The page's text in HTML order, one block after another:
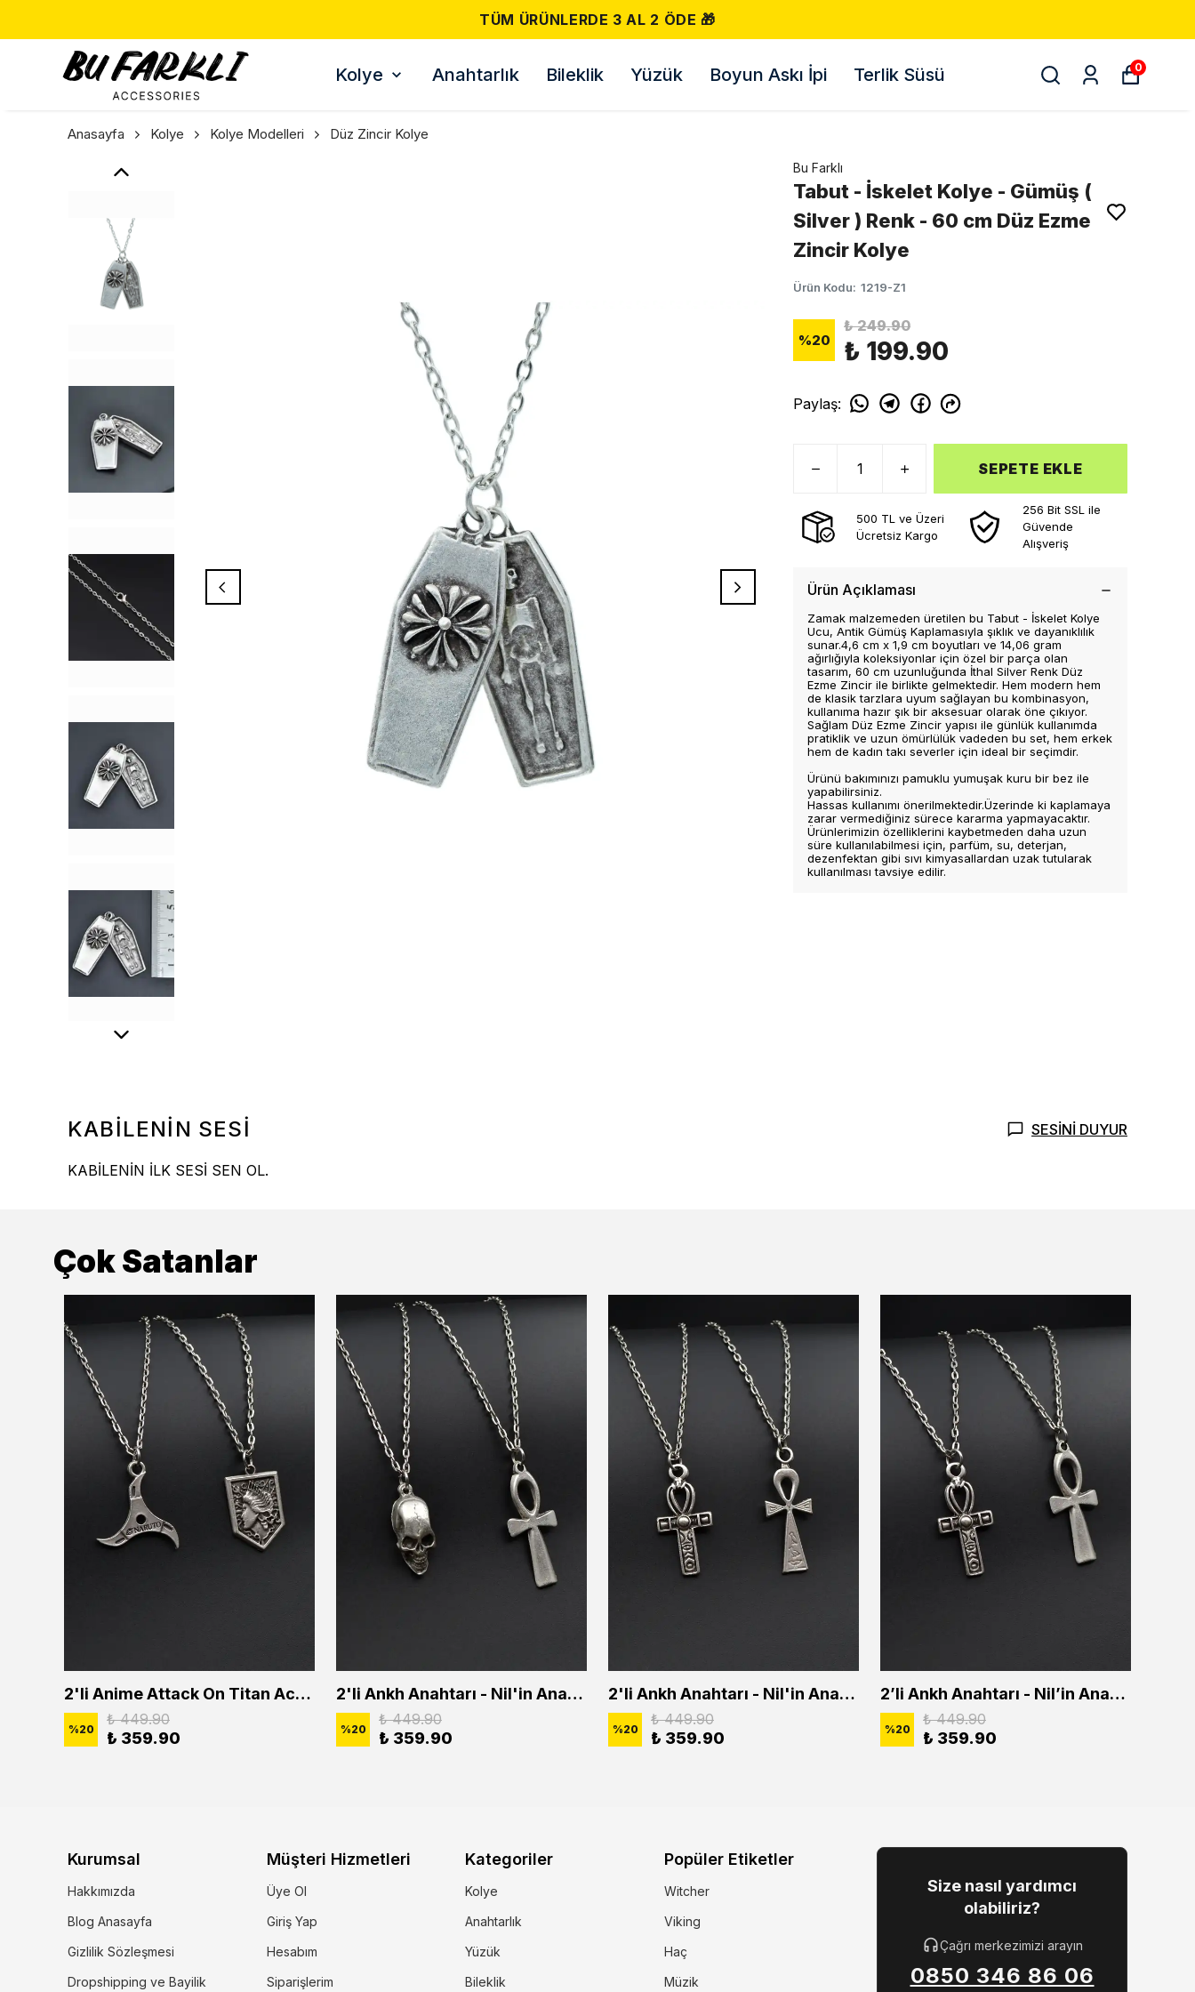
Kolye Anahtarlık Bileklik Yüzük Boyun Askı İpi Terlik Süsü 0
Anasayfa Kolye Kolye Modelleri Düz Zincir Kolye
Bu Farklı
Tabut - İskelet Kolye - Gümüş (
Silver ) Renk - 60 cm Düz Ezme
Zincir Kolye
Ürün Kodu: 1219-Z1
%20
₺ 249.90
₺ 199.90
Paylaş:
SEPETE EKLE
500 TL ve Üzeri
Ücretsiz Kargo
256 Bit SSL ile
Güvende
Alışveriş
Ürün Açıklaması
Zamak malzemeden üretilen bu Tabut - İskelet Kolye
Ucu, Antik Gümüş Kaplamasıyla şıklık ve dayanıklılık
sunar.4,6 cm x 1,9 cm boyutları ve 14,06 gram
ağırlığıyla koleksiyonlar için özel bir parça olan
tasarım, 60 cm uzunluğunda İthal Silver Renk Düz
Ezme Zincir ile birlikte gelmektedir. Hem modern hem
de klasik tarzlara uyum sağlayan bu kombinasyon,
kullanıma hazır şık bir aksesuar olarak öne çıkıyor.
Sağlam Düz Ezme Zincir yapısı ile günlük kullanımda
pratiklik ve uzun ömürlülük vadeden bu set, hem erkek
hem de kadın takı severler için ideal bir seçimdir.
Ürünü bakımınızı pamuklu yumuşak kuru bir bez ile
yapabilirsiniz.
Hassas kullanımı önerilmektedir.Üzerinde ki kaplamaya
zarar vermediğiniz sürece kararma yapmayacaktır.
Ürünlerimizin özelliklerini kaybetmeden daha uzun
süre kullanılabilmesi için, parfüm, su, deterjan,
dezenfektan gibi sıvı kimyasallardan uzak tutularak
kullanılması tavsiye edilir.
KABİLENİN SESİ SESİNİ DUYUR
KABİLENİN İLK SESİ SEN OL.
Çok Satanlar
2'li Anime Attack On Titan Acrylic Maria Anime Naruto Erkek Kadın Kolye Seti
%20
₺ 449.90
₺ 359.90
2'li Ankh Anahtarı - Nil'in Anahtarı - Kuru Kafa Erkek Kadın Kolye Seti
%20
₺ 449.90
₺ 359.90
2'li Ankh Anahtarı - Nil'in Anahtarı Erkek Kadın Kolye Seti
%20
₺ 449.90
₺ 359.90
2’li Ankh Anahtarı - Nil’in Anahtarı Erkek Kadın Kolye Seti
%20
₺ 449.90
₺ 359.90
Kurumsal
Hakkımızda
Blog Anasayfa
Gizlilik Sözleşmesi
Dropshipping ve Bayilik
Müşteri Hizmetleri
Üye Ol
Giriş Yap
Hesabım
Siparişlerim
Kategoriler
Kolye
Anahtarlık
Yüzük
Bileklik
Popüler Etiketler
Witcher
Viking
Haç
Müzik
Size nasıl yardımcı
olabiliriz?
Çağrı merkezimizi arayın
0850 346 86 06